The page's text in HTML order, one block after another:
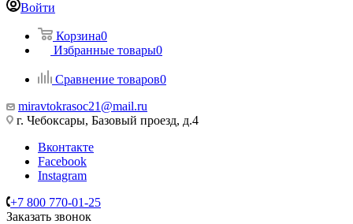
Войти
Корзина0
Избранные товары0
Сравнение товаров0
miravtokrasoc21@mail.ru
г. Чебоксары, Базовый проезд, д.4
Вконтакте
Facebook
Instagram
+7 800 770-01-25
Заказать звонок